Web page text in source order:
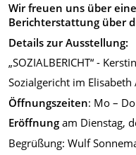
Wir freuen uns über
Berichterstattung über
Details zur Ausstellung:
„SOZIALBERICHT“ -
Sozialgericht im
Öffnungszeiten: Mo –
Eröffnung am Dienstag,
Begrüßung: Wulf